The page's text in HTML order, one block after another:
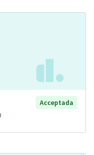
Acceptada